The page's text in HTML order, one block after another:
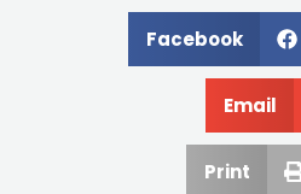
Facebook
Email
Print